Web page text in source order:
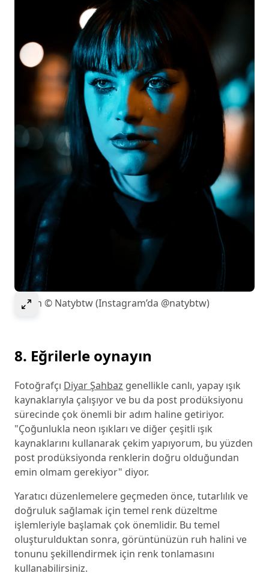
Select to expand image
Resim © Natybtw (Instagram’da @natybtw)
8. Eğrilerle oynayın
Fotoğrafçı Diyar Şahbaz genellikle canlı, yapay ışık
kaynaklarıyla çalışıyor ve bu da post prodüksiyonu
sürecinde çok önemli bir adım haline getiriyor.
"Çoğunlukla neon ışıkları ve diğer çeşitli ışık
kaynaklarını kullanarak çekim yapıyorum, bu yüzden
post prodüksiyonda renklerin doğru olduğundan
emin olmam gerekiyor" diyor.
Yaratıcı düzenlemelere geçmeden önce, tutarlılık ve
doğruluk sağlamak için temel renk düzeltme
işlemleriyle başlamak çok önemlidir. Bu temel
oluşturulduktan sonra, görüntünüzün ruh halini ve
tonunu şekillendirmek için renk tonlamasını
kullanabilirsiniz.